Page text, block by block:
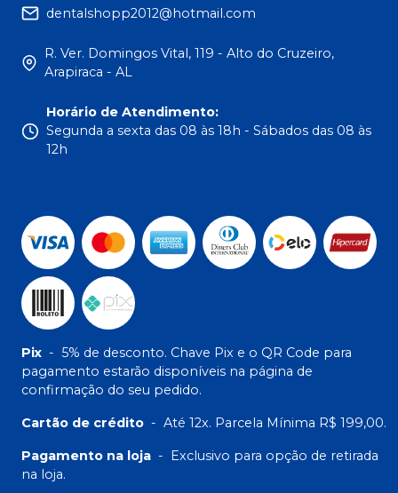
dentalshopp2012@hotmail.com
R. Ver. Domingos Vital, 119 - Alto do Cruzeiro,
Arapiraca - AL
Horário de Atendimento:
Segunda a sexta das 08 às 18h - Sábados das 08 às
12h
Pix - 5% de desconto. Chave Pix e o QR Code para
pagamento estarão disponíveis na página de
confirmação do seu pedido.
Cartão de crédito - Até 12x. Parcela Mínima R$ 199,00.
Pagamento na loja - Exclusivo para opção de retirada
na loja.